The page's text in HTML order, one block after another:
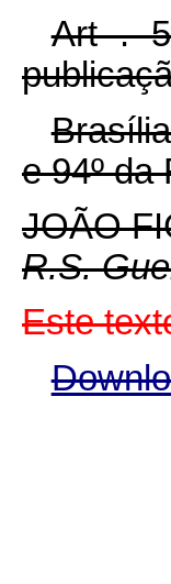
Art .
e 94º da
JOÃO
R.S.
Este